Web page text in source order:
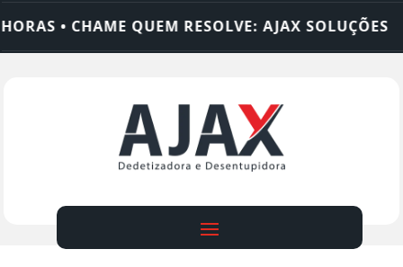
• CHAME QUEM RESOLVE: AJAX SOLUÇÕES